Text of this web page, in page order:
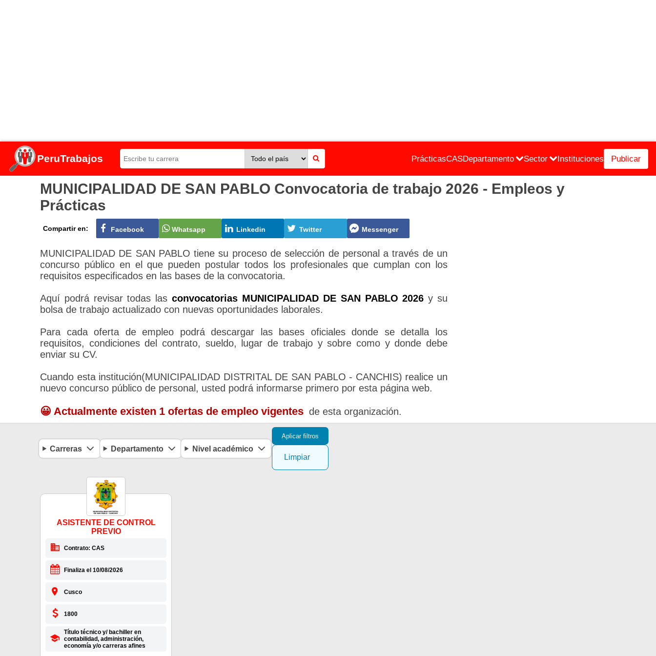
PeruTrabajos PrácticasCASDepartamento Sector Instituciones Publicar
MUNICIPALIDAD DE SAN PABLO Convocatoria de trabajo 2026 - Empleos y
Prácticas
Compartir en: Facebook Whatsapp Linkedin Twitter Messenger
MUNICIPALIDAD DE SAN PABLO tiene su proceso de selección de personal a través de un
concurso público en el que pueden postular todos los profesionales que cumplan con los
requisitos especificados en las bases de la convocatoria.
Aquí podrá revisar todas lasconvocatorias MUNICIPALIDAD DE SAN PABLO 2026 y su
bolsa de trabajo actualizado con nuevas oportunidades laborales.
Para cada oferta de empleo podrá descargar las bases oficiales donde se detalla los
requisitos, condiciones del contrato, sueldo, lugar de trabajo y sobre como y donde debe
enviar su CV.
Cuando esta institución(MUNICIPALIDAD DISTRITAL DE SAN PABLO - CANCHIS) realice un
nuevo concurso público de personal, usted podrá informarse primero por esta página web.
😀 Actualmente existen 1 ofertas de empleo vigentes de esta organización.
Carreras Departamento Nivel académico
Aplicar filtros
Limpiar
ASISTENTE DE CONTROL
PREVIO
Contrato: CAS
Finaliza el 10/08/2026
Cusco
1800
Título técnico y/ bachiller en
contabilidad, administración,
economía y/o carreras afines